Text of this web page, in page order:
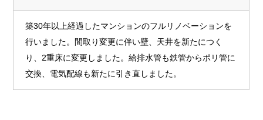
築30年以上経過したマンションのフルリノベーションを
行いました。間取り変更に伴い壁、天井を新たにつく
り、2重床に変更しました。給排水管も鉄管からポリ管に
交換、電気配線も新たに引き直しました。